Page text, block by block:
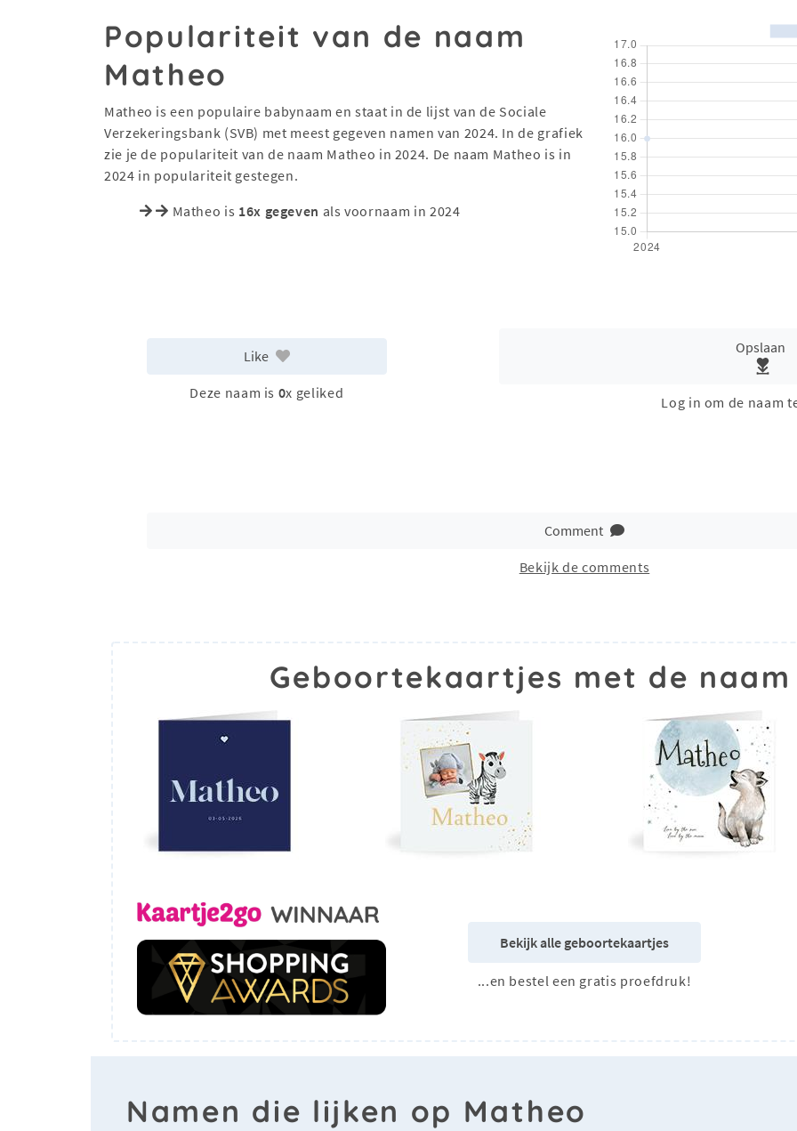
Populariteit van de naam
Matheo
Matheo is een populaire babynaam en staat in de lijst van de Sociale
Verzekeringsbank (SVB) met meest gegeven namen van 2024. In de grafiek
zie je de populariteit van de naam Matheo in 2024. De naam Matheo is in
2024 in populariteit gestegen.
Matheo is 16x gegeven als voornaam in 2024
Like
Deze naam is 0x geliked
Opslaan
Log in om de naam
Comment
Bekijk de comments
Geboortekaartjes met de
Bekijk alle geboortekaartjes
...en bestel een gratis proefdruk!
Namen die lijken op Matheo